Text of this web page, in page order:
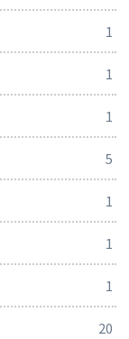
1
1
1
5
1
1
1
20